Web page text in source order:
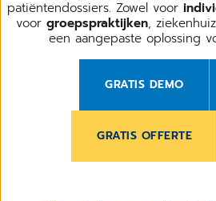
patiëntendossiers. Zowel voor
voor groepspraktijken,
een aangepaste oplossing
GRATIS DEMO
GRATIS OFFERTE